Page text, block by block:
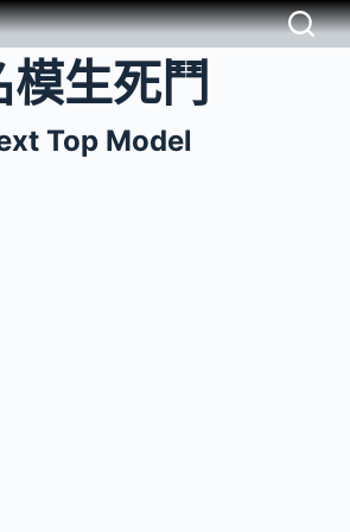
生死鬥
Top Model